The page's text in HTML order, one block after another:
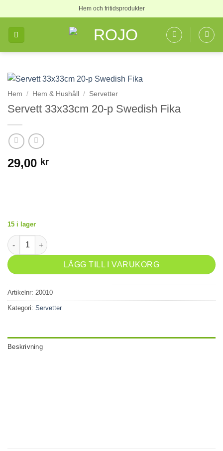
to
content
Hem och fritidsprodukter
Hem / Hem & Hushåll / Servetter
Servett 33x33cm 20-p Swedish Fika
29,00 kr
15 i lager
Servett 33x33cm 20-p Swedish Fika mängd
LÄGG TILL I VARUKORG
Artikelnr: 20010
Kategori: Servetter
Beskrivning